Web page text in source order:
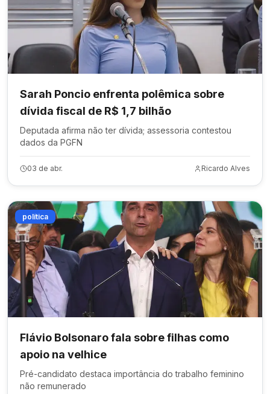
Sarah Poncio enfrenta polêmica sobre
dívida fiscal de R$ 1,7 bilhão
Deputada afirma não ter dívida; assessoria contestou
dados da PGFN
03 de abr. Ricardo Alves
política
Flávio Bolsonaro fala sobre filhas como
apoio na velhice
Pré-candidato destaca importância do trabalho feminino
não remunerado